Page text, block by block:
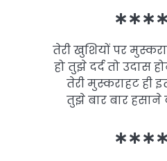
तेरी खुशियों पर
हो तुझे दर्द तो उदास
तेरी मुस्कराहट ही
तुझे बार बार हसाने